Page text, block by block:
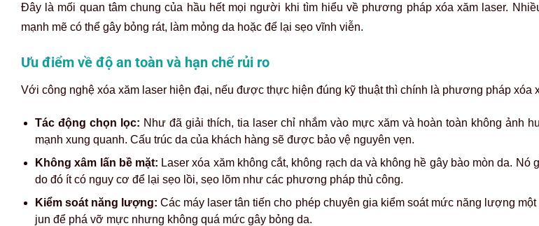
Đây là mối quan tâm chung của hầu hết mọi người khi tìm hiểu về phương pháp xóa xăm laser.
mạnh mẽ có thể gây bỏng rát, làm mỏng da hoặc để lại sẹo vĩnh viễn.
Ưu điểm về độ an toàn và hạn chế rủi ro
Với công nghệ xóa xăm laser hiện đại, nếu được thực hiện đúng kỹ thuật thì chính là phương pháp xóa
Tác động chọn lọc: Như đã giải thích, tia laser chỉ nhắm vào mực xăm và hoàn toàn không ảnh
mạnh xung quanh. Cấu trúc da của khách hàng sẽ được bảo vệ nguyên vẹn.
Không xâm lấn bề mặt: Laser xóa xăm không cắt, không rạch da và không hề gây bào mòn da. Nó
do đó ít có nguy cơ để lại sẹo lồi, sẹo lõm như các phương pháp thủ công.
Kiểm soát năng lượng: Các máy laser tân tiến cho phép chuyên gia kiểm soát mức năng lượng
jun để phá vỡ mực nhưng không quá mức gây bỏng da.